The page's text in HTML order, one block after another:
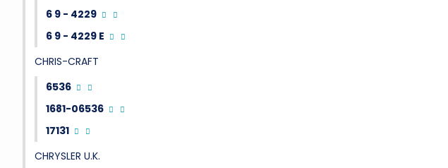
6 9 - 4229
6 9 - 4229 E
CHRIS-CRAFT
6536
1681-06536
17131
CHRYSLER U.K.